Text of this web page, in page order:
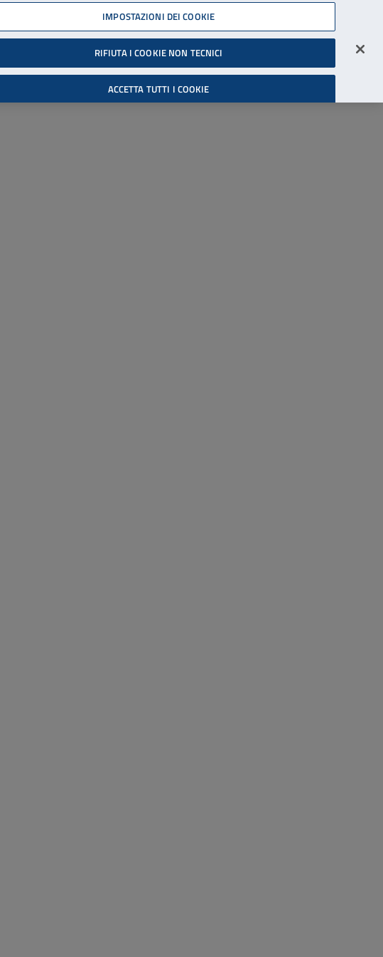
06 45539607
Accessibilità
Cerca
Accedi all'area riservata
IMPOSTAZIONI DEI COOKIE
RIFIUTA I COOKIE NON TECNICI
ACCETTA TUTTI I COOKIE